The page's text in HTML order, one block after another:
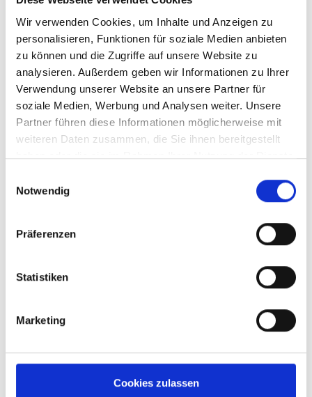
Wir verwenden Cookies, um Inhalte und Anzeigen zu
personalisieren, Funktionen für soziale Medien anbieten
zu können und die Zugriffe auf unsere Website zu
analysieren. Außerdem geben wir Informationen zu Ihrer
Verwendung unserer Website an unsere Partner für
soziale Medien, Werbung und Analysen weiter. Unsere
Partner führen diese Informationen möglicherweise mit
weiteren Daten zusammen, die Sie ihnen bereitgestellt
haben oder die sie im Rahmen Ihrer Nutzung der Dienste
Notwendig
Präferenzen
Statistiken
Marketing
Cookies zulassen
liegen, würde eine Haftungsverpflichtung ausschließlich
in dem Fall nur bestehen, wenn wir von den Inhalten
Kenntnis erlangen und es uns technisch möglich und
zumutbar wäre, die Nutzung im Falle rechtswidriger
Inhalte zu verhindern.
Diese Haftungsausschlusserklärung gilt auch innerhalb
Name Ihrer Domain
Blogeinträgern, Gästen des Diskussionsforums. Für
insbesondere für Schäden, die aus der Nutzung oder
entstehen, haftet allein der Diensteanbieter der Seite,
auf welche verwiesen wurde, nicht derjenige, der über
Links auf die jeweilige Veröffentlichung lediglich
verweist.